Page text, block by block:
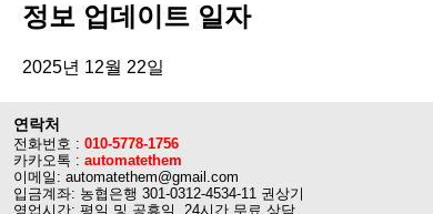
정보 업데이트 일자
2025년 12월 22일
연락처
전화번호 : 010-5778-1756
카카오톡 : automatethem
이메일: automatethem@gmail.com
입금계좌: 농협은행 301-0312-4534-11 권상기
영업시간: 평일 및 공휴일, 24시간 무료 상담